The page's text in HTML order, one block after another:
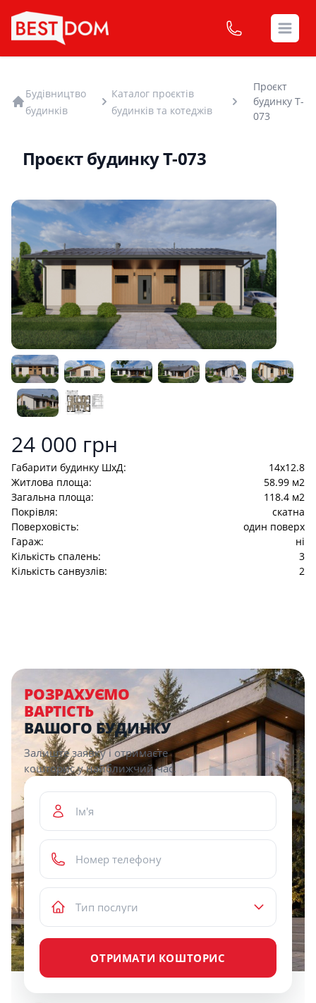
Будівництво
будинків
Каталог проєктів
будинків та котеджів
Проєкт
будинку T-
073
Проєкт будинку T-073
Product information
24 000 грн
Габарити будинку ШхД:
14x12.8
Житлова площа:
58.99 м2
Загальна площа:
118.4 м2
Покрівля:
скатна
Поверховість:
один поверх
Гараж:
ні
Кількість спалень:
3
Кількість санвузлів:
2
Description
РОЗРАХУЄМО
ВАРТІСТЬ
ВАШОГО БУДИНКУ
Залиште заявку і отримаєте
кошторис у найближчий час.
ОТРИМАТИ КОШТОРИС